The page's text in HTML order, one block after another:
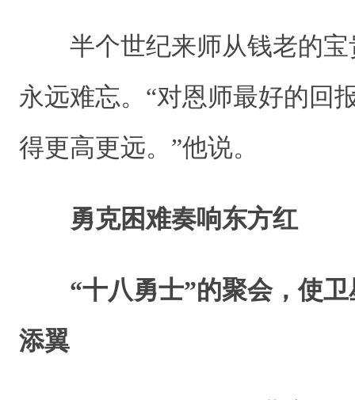
半个世纪来师从钱老的宝
永远难忘。“对恩师最好的回
得更高更远。”他说。
勇克困难奏响东方红
“十八勇士”的聚会，使
添翼